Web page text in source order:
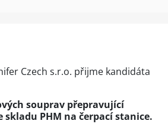
Czech s.r.o. přijme kandidáta
souprav přepravující
PHM na čerpací stanice.